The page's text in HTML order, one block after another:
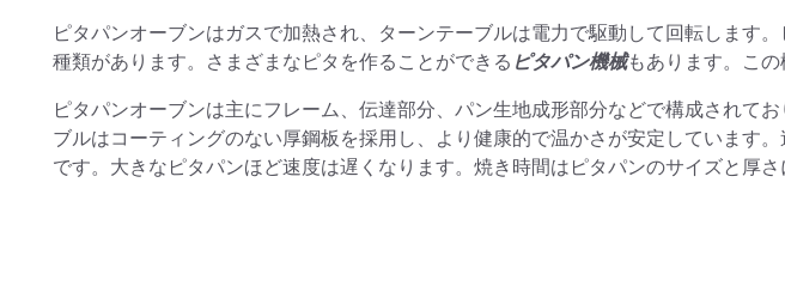
ピタパンオーブンはガスで加熱され、ターンテーブルは電力で駆動して回転します
種類があります。さまざまなピタを作ることができる ピタパン機械もあります。この
ピタパンオーブンは主にフレーム、伝達部分、パン生地成形部分などで構成されて
ブルはコーティングのない厚鋼板を採用し、より健康的で温かさが安定しています
です。大きなピタパンほど速度は遅くなります。焼き時間はピタパンのサイズと厚さ